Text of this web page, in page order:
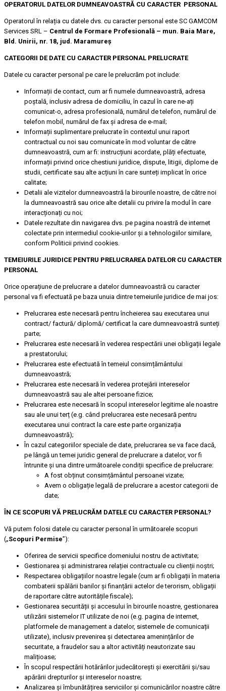
OPERATORUL DATELOR DUMNEAVOASTRĂ CU CARACTER PERSONAL
Operatorul în relația cu datele dvs. cu caracter personal este SC GAMCOM
Services SRL – Centrul de Formare Profesională – mun. Baia Mare,
Bld. Unirii, nr. 18, jud. Maramureș
CATEGORII DE DATE CU CARACTER PERSONAL PRELUCRATE
Datele cu caracter personal pe care le prelucrăm pot include:
Informații de contact, cum ar fi numele dumneavoastră, adresa
poștală, inclusiv adresa de domiciliu, în cazul în care ne-ați
comunicat-o, adresa profesională, numărul de telefon, numărul de
telefon mobil, numărul de fax și adresa de e-mail;
Informații suplimentare prelucrate în contextul unui raport
contractual cu noi sau comunicate în mod voluntar de către
dumneavoastră, cum ar fi: instrucțiuni acordate, plăți efectuate,
informații privind orice chestiuni juridice, dispute, litigii, diplome de
studii, certificate sau alte acțiuni în care sunteți implicat în orice
calitate;
Detalii ale vizitelor dumneavoastră la birourile noastre, de către noi
la dumneavoastră sau orice alte detalii cu privire la modul în care
interacționați cu noi;
Datele rezultate din navigarea dvs. pe pagina noastră de internet
colectate prin intermediul cookie-urilor și a tehnologiilor similare,
conform Politicii privind cookies.
TEMEIURILE JURIDICE PENTRU PRELUCRAREA DATELOR CU CARACTER
PERSONAL
Orice operațiune de prelucrare a datelor dumneavoastră cu caracter
personal va fi efectuată pe baza unuia dintre temeiurile juridice de mai jos:
Prelucrarea este necesară pentru încheierea sau executarea unui
contract/ factură/ diplomă/ certificat la care dumneavoastră sunteți
parte;
Prelucrarea este necesară în vederea respectării unei obligații legale
a prestatorului;
Prelucrarea este efectuată în temeiul consimțământului
dumneavoastră;
Prelucrarea este necesară în vederea protejării intereselor
dumneavoastră sau ale altei persoane fizice;
Prelucrarea este necesară în scopul intereselor legitime ale noastre
sau ale unui terț (e.g. când prelucrarea este necesară pentru
executarea unui contract la care este parte organizația
dumneavoastră);
În cazul categoriilor speciale de date, prelucrarea se va face dacă,
pe lângă un temei juridic general de prelucrare a datelor, vor fi
întrunite și una dintre următoarele condiții specifice de prelucrare:
A fost obținut consimțământul persoanei vizate;
Avem o obligație legală de prelucrare a acestor categorii de
date;
ÎN CE SCOPURI VĂ PRELUCRĂM DATELE CU CARACTER PERSONAL?
Vă putem folosi datele cu caracter personal în următoarele scopuri
(„Scopuri Permise”):
Oferirea de servicii specifice domeniului nostru de activitate;
Gestionarea și administrarea relației contractuale cu clienții noștri;
Respectarea obligațiilor noastre legale (cum ar fi obligații în materia
combaterii spălării banilor și finanțării actelor de terorism, obligații
de raportare către autoritățile fiscale);
Gestionarea securității și accesului în birourile noastre, gestionarea
utilizării sistemelor IT utilizate de noi (e.g. pagina de internet,
platformele de management a datelor, sistemele de comunicații
utilizate), inclusiv prevenirea și detectarea amenințărilor de
securitate, a fraudelor sau a altor activități neautorizate sau
malițioase;
În scopul respectării hotărârilor judecătorești și exercitării și/sau
apărării drepturilor și intereselor noastre;
Analizarea și îmbunătățirea serviciilor și comunicărilor noastre către